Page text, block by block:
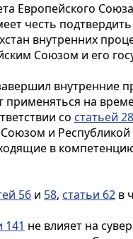
Европейского
честь
внутренних
Союзом и его
внутренние
применяться на
со статьей
и
в
56 и 58, статьи 62 в
141 не влияет на